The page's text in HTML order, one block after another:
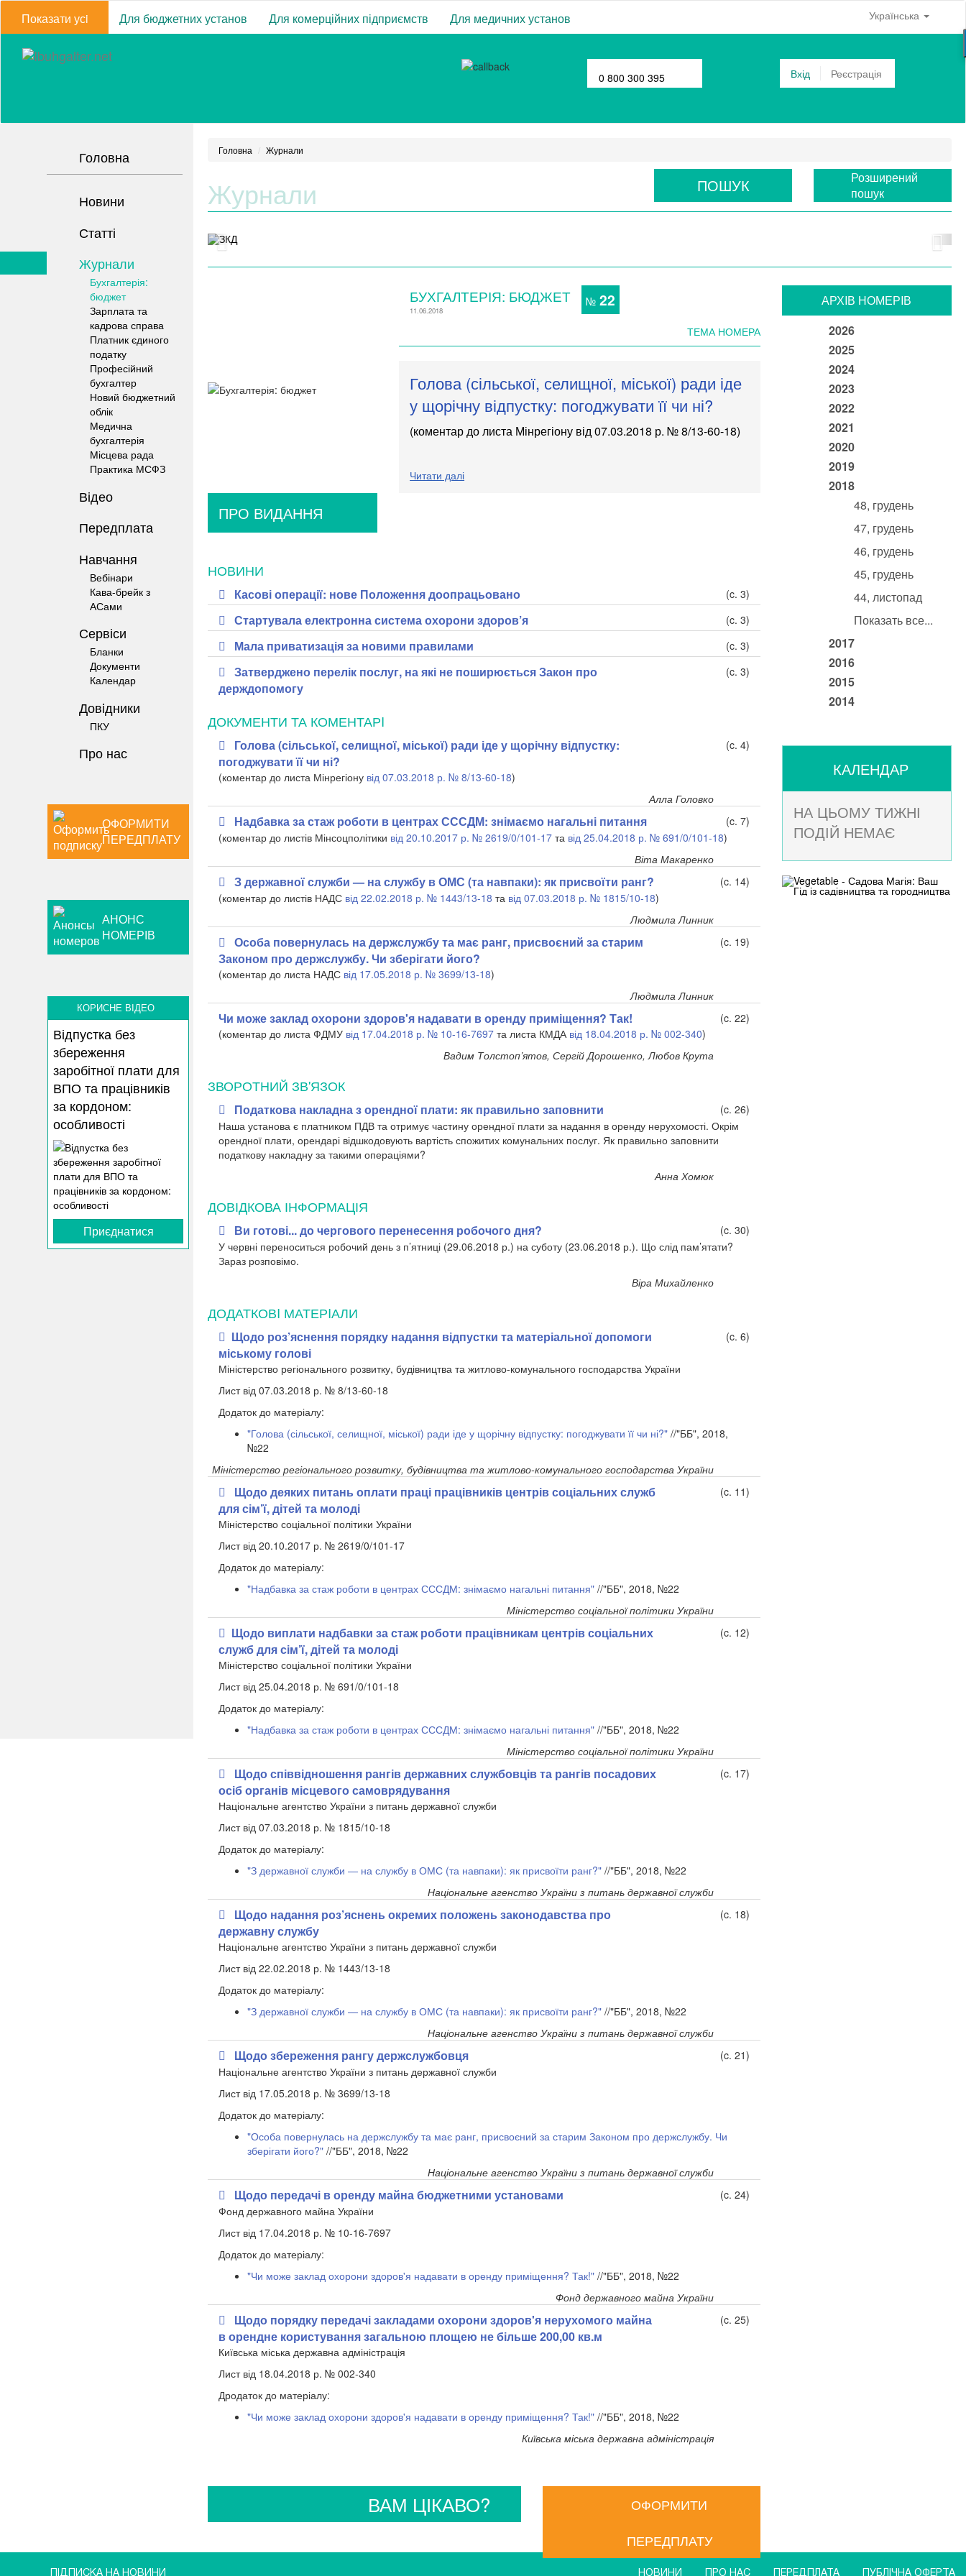
Показати усi Для бюджетних установ Для комерційних підприємств Для медичних установ Українська
0 800 300 395 Вхід Реєстрація
Головна
Новини
Статті
Журнали
Бухгалтерія:
бюджет
Зарплата та
кадрова справа
Платник єдиного
податку
Професійний
бухгалтер
Новий бюджетний
облік
Медична
бухгалтерія
Місцева рада
Практика МСФЗ
Відео
Передплата
Навчання
Вебінари
Кава-брейк з
АСами
Сервіси
Бланки
Документи
Календар
Довiдники
ПКУ
Про нас
ОФОРМИТИ
ПЕРЕДПЛАТУ
АНОНС
НОМЕРІВ
КОРИСНЕ ВІДЕО
Відпустка без
збереження
заробітної плати для
ВПО та працівників
за кордоном:
особливості
Приєднатися
Головна Журнали
Журнали ПОШУК
Розширений
пошук
БУХГАЛТЕРІЯ: БЮДЖЕТ
11.06.2018
№ 22
ТЕМА НОМЕРА
Голова (сільської, селищної, міської) ради іде
у щорічну відпустку: погоджувати її чи ні?
(коментар до листа Мінрегіону від 07.03.2018 р. № 8/13-60-18)
Читати далі
ПРО ВИДАННЯ
НОВИНИ
Касові операції: нове Положення доопрацьовано (c. 3)
Стартувала електронна система охорони здоров’я (c. 3)
Мала приватизація за новими правилами (c. 3)
Затверджено перелік послуг, на які не поширюється Закон про
держдопомогу
(c. 3)
ДОКУМЕНТИ ТА КОМЕНТАРI
Голова (сільської, селищної, міської) ради іде у щорічну відпустку:
погоджувати її чи ні?
(c. 4)
(коментар до листа Мінрегіону від 07.03.2018 р. № 8/13-60-18)
Алла Головко
Надбавка за стаж роботи в центрах СССДМ: знімаємо нагальні питання
(c. 7)
(коментар до листів Мінсоцполітики від 20.10.2017 р. № 2619/0/101-17та від 25.04.2018 р. № 691/0/101-18)
Віта Макаренко
З державної служби — на службу в ОМС (та навпаки): як присвоїти ранг?
(c. 14)
(коментар до листів НАДС від 22.02.2018 р. № 1443/13-18 та від 07.03.2018 р. № 1815/10-18)
Людмила Линник
Особа повернулась на держслужбу та має ранг, присвоєний за старим
Законом про держслужбу. Чи зберігати його?
(c. 19)
(коментар до листа НАДС від 17.05.2018 р. № 3699/13-18)
Людмила Линник
Чи може заклад охорони здоров'я надавати в оренду приміщення? Так!
(c. 22)
(коментар до листа ФДМУ від 17.04.2018 р. № 10-16-7697та листа КМДА від 18.04.2018 р. № 002-340)
Вадим Толстоп’ятов, Сергій Дорошенко, Любов Крута
ЗВОРОТНИЙ ЗВ'ЯЗОК
Податкова накладна з орендної плати: як правильно заповнити
(c. 26)
Наша установа є платником ПДВ та отримує частину орендної плати за надання в оренду нерухомості. Окрім
орендної плати, орендарі відшкодовують вартість спожитих комунальних послуг. Як правильно заповнити
податкову накладну за такими операціями?
Анна Хомюк
ДОВІДКОВА ІНФОРМАЦІЯ
Ви готові... до чергового перенесення робочого дня?
(c. 30)
У червні переноситься робочий день з п’ятниці (29.06.2018 р.) на суботу (23.06.2018 р.). Що слід пам’ятати?
Зараз розповімо.
Віра Михайленко
ДОДАТКОВI МАТЕРIАЛИ
​Щодо роз’яснення порядку надання відпустки та матеріальної допомоги
міському голові
(c. 6)
Міністерство регіонального розвитку, будівництва та житлово-комунального господарства України
Лист від 07.03.2018 р. № 8/13-60-18
Додаток до матеріалу:
"Голова (сільської, селищної, міської) ради іде у щорічну відпустку: погоджувати її чи ні?"//"ББ", 2018,
№22
Міністерство регіонального розвитку, будівництва та житлово-комунального господарства України
Щодо деяких питань оплати праці працівників центрів соціальних служб
для сім’ї, дітей та молоді
(c. 11)
Міністерство соціальної політики України
Лист від 20.10.2017 р. № 2619/0/101-17
Додаток до матеріалу:
"Надбавка за стаж роботи в центрах СССДМ: знімаємо нагальні питання"//"ББ", 2018, №22
Міністерство соціальної політики України
​Щодо виплати надбавки за стаж роботи працівникам центрів соціальних
служб для сім’ї, дітей та молоді
(c. 12)
Міністерство соціальної політики України
Лист від 25.04.2018 р. № 691/0/101-18
Додаток до матеріалу:
"Надбавка за стаж роботи в центрах СССДМ: знімаємо нагальні питання"//"ББ", 2018, №22
Міністерство соціальної політики України
Щодо співвідношення рангів державних службовців та рангів посадових
осіб органів місцевого самоврядування
(c. 17)
Національне агентство України з питань державної служби
Лист від 07.03.2018 р. № 1815/10-18
Додаток до матеріалу:
"З державної служби — на службу в ОМС (та навпаки): як присвоїти ранг?"//"ББ", 2018, №22
Національне агенство України з питань державної служби
Щодо надання роз’яснень окремих положень законодавства про
державну службу
(c. 18)
Національне агентство України з питань державної служби
Лист від 22.02.2018 р. № 1443/13-18
Додаток до матеріалу:
"З державної служби — на службу в ОМС (та навпаки): як присвоїти ранг?"//"ББ", 2018, №22
Національне агенство України з питань державної служби
Щодо збереження рангу держслужбовця
(c. 21)
Національне агентство України з питань державної служби
Лист від 17.05.2018 р. № 3699/13-18
Додаток до матеріалу:
"Особа повернулась на держслужбу та має ранг, присвоєний за старим Законом про держслужбу. Чи
зберігати його?"//"ББ", 2018, №22
Національне агенство України з питань державної служби
Щодо передачі в оренду майна бюджетними установами
(c. 24)
Фонд державного майна України
Лист від 17.04.2018 р. № 10-16-7697
Додаток до матеріалу:
"Чи може заклад охорони здоров'я надавати в оренду приміщення? Так!"//"ББ", 2018, №22
Фонд державного майна України
Щодо порядку передачі закладами охорони здоров'я нерухомого майна
в орендне користування загальною площею не більше 200,00 кв.м
(c. 25)
Київська міська державна адміністрація
Лист від 18.04.2018 р. № 002-340
Дродаток до матеріалу:
"Чи може заклад охорони здоров'я надавати в оренду приміщення? Так!"//"ББ", 2018, №22
Київська міська державна адміністрація
ВАМ ЦІКАВО?
ОФОРМИТИ
ПЕРЕДПЛАТУ
АРХIВ НОМЕРIВ
2026
2025
2024
2023
2022
2021
2020
2019
2018
48, грудень
47, грудень
46, грудень
45, грудень
44, листопад
Показать все...
2017
2016
2015
2014
КАЛЕНДАР
НА ЦЬОМУ ТИЖНІ
ПОДІЙ НЕМАЄ
ПІДПИСКА НА НОВИНИ НОВИНИ ПРО НАС ПЕРЕДПЛАТА ПУБЛIЧНА ОФЕРТА